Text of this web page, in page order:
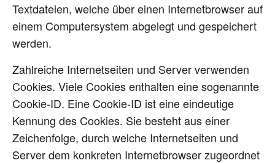
Textdateien, welche über einen Internetbrowser auf
einem Computersystem abgelegt und gespeichert
werden.
Zahlreiche Internetseiten und Server verwenden
Cookies. Viele Cookies enthalten eine sogenannte
Cookie-ID. Eine Cookie-ID ist eine eindeutige
Kennung des Cookies. Sie besteht aus einer
Zeichenfolge, durch welche Internetseiten und
Server dem konkreten Internetbrowser zugeordnet